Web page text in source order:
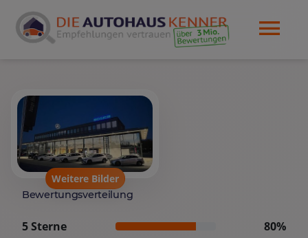
Weitere Bilder
Bewertungsverteilung
5 Sterne
80%